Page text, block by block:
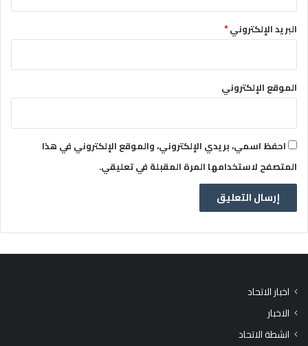
البريد الإلكتروني*
الموقع الإلكتروني
احفظ اسمي، بريدي الإلكتروني، والموقع الإلكتروني في هذا
المتصفح لاستخدامها المرة المقبلة في تعليقي.
اخبار الاتحاد
الاخبار
انشطة الاتحاد